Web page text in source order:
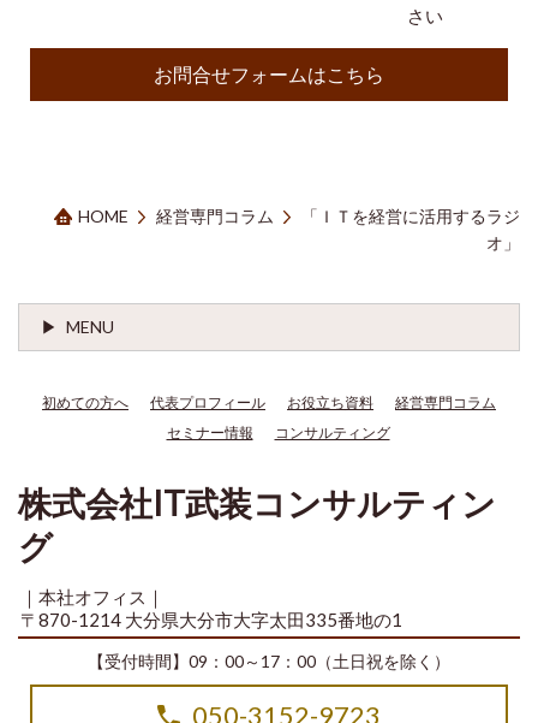
さい
お問合せフォームはこちら
HOME 経営専門コラム
「ＩＴを経営に活用するラジ
オ」
MENU
初めての方へ 代表プロフィール お役立ち資料
経営専門コラム
セミナー情報
コンサルティング
株式会社IT武装コンサルティン
グ
｜本社オフィス｜
〒870-1214 大分県大分市大字太田335番地の1
【受付時間】09：00～17：00（土日祝を除く）
050-3152-9723